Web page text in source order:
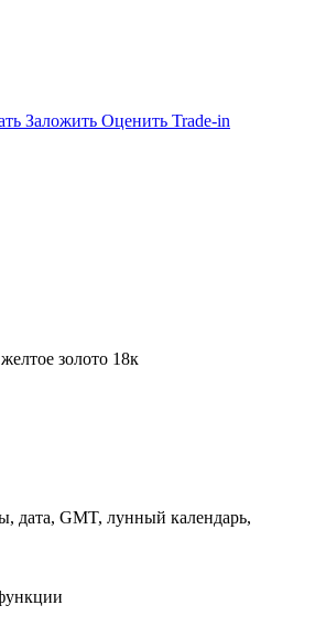
Заложить Оценить Trade-in
золото 18к
дата, GMT, лунный календарь,